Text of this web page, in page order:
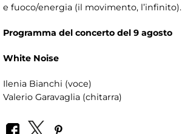
e fuoco/energia (il movimento, l’infinito).
Programma del concerto del 9 agosto
White Noise
Ilenia Bianchi (voce)
Valerio Garavaglia (chitarra)